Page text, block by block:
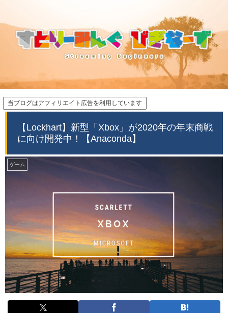
当ブログはアフィリエイト広告を利用しています
【Lockhart】新型「Xbox」が2020年の年末商戦
に向け開発中！【Anaconda】
ゲーム